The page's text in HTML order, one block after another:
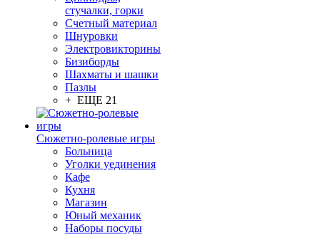
стучалки, горки
Счетный материал
Шнуровки
Электровикторины
Бизиборды
Шахматы и шашки
Пазлы
+ ЕЩЕ 21
Сюжетно-ролевые игры
Больница
Уголки уединения
Кафе
Кухня
Магазин
Юный механик
Наборы посуды